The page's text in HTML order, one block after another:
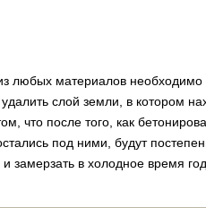
любых материалов необходимо
слой земли, в котором
что после того, как
под ними, будут
замерзать в холодное время